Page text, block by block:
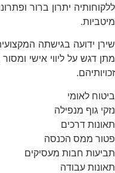
ללקוחותיה יתרון ברור
מיטביות.
שירן ידועה בגישתה
מתן דגש על ליווי אישי
זכויותיהם.
ביטוח לאומי
נזקי גוף מנפילה
תאונות דרכים
פטור ממס הכנסה
תביעות חבות מעסיקים
תאונות עבודה